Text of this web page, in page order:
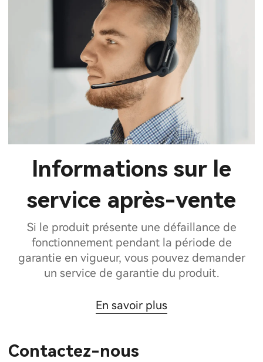
Informations sur le
service après-vente
Si le produit présente une défaillance de
fonctionnement pendant la période de
garantie en vigueur, vous pouvez demander
un service de garantie du produit.
En savoir plus
Contactez-nous